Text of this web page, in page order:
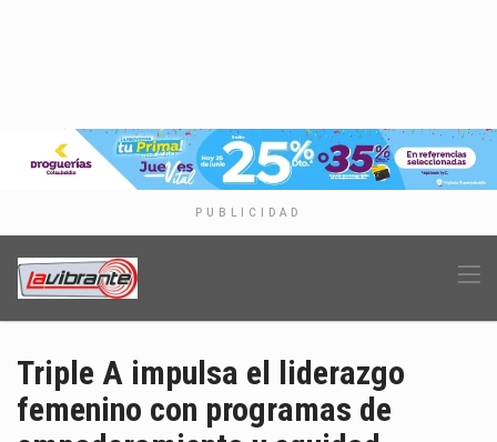
PUBLICIDAD
Triple A impulsa el liderazgo
femenino con programas de